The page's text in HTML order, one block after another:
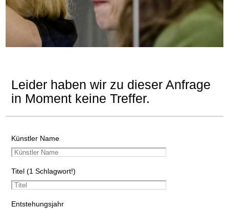
Leider haben wir zu dieser Anfrage
in Moment keine Treffer.
Künstler Name
Titel (1 Schlagwort!)
Entstehungsjahr